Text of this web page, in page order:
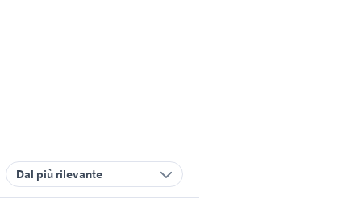
Dal più rilevante